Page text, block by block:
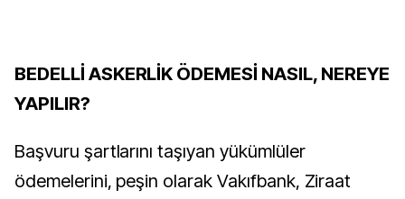
BEDELLİ ASKERLİK ÖDEMESİ NASIL, NEREYE
YAPILIR?
Başvuru şartlarını taşıyan yükümlüler
ödemelerini, peşin olarak Vakıfbank, Ziraat